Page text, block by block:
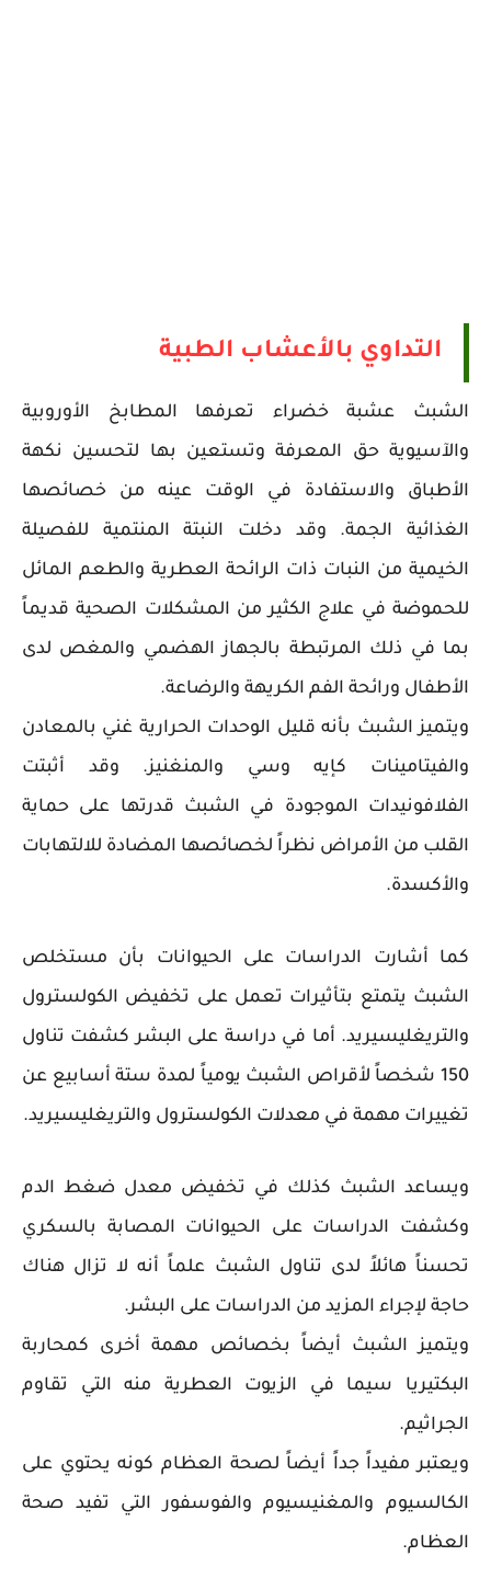
التداوي بالأعشاب الطبية
الشبث عشبة خضراء تعرفها المطابخ الأوروبية
والآسيوية حق المعرفة وتستعين بها لتحسين نكهة
الأطباق والاستفادة في الوقت عينه من خصائصها
الغذائية الجمة. وقد دخلت النبتة المنتمية للفصيلة
الخيمية من النبات ذات الرائحة العطرية والطعم المائل
للحموضة في علاج الكثير من المشكلات الصحية قديماً
بما في ذلك المرتبطة بالجهاز الهضمي والمغص لدى
الأطفال ورائحة الفم الكريهة والرضاعة.
ويتميز الشبث بأنه قليل الوحدات الحرارية غني بالمعادن
والفيتامينات كإيه وسي والمنغنيز. وقد أثبتت
الفلافونيدات الموجودة في الشبث قدرتها على حماية
القلب من الأمراض نظراً لخصائصها المضادة للالتهابات
والأكسدة.
كما أشارت الدراسات على الحيوانات بأن مستخلص
الشبث يتمتع بتأثيرات تعمل على تخفيض الكولسترول
والتريغليسيريد. أما في دراسة على البشر كشفت تناول
150 شخصاً لأقراص الشبث يومياً لمدة ستة أسابيع عن
تغييرات مهمة في معدلات الكولسترول والتريغليسيريد.
ويساعد الشبث كذلك في تخفيض معدل ضغط الدم
وكشفت الدراسات على الحيوانات المصابة بالسكري
تحسناً هائلاً لدى تناول الشبث علماً أنه لا تزال هناك
حاجة لإجراء المزيد من الدراسات على البشر.
ويتميز الشبث أيضاً بخصائص مهمة أخرى كمحاربة
البكتيريا سيما في الزيوت العطرية منه التي تقاوم
الجراثيم.
ويعتبر مفيداً جداً أيضاً لصحة العظام كونه يحتوي على
الكالسيوم والمغنيسيوم والفوسفور التي تفيد صحة
العظام.